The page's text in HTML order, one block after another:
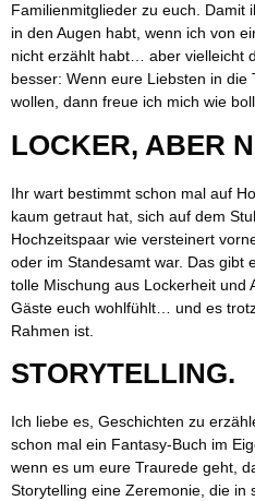
Familienmitglieder zu euch. Damit
in den Augen habt, wenn ich von
nicht erzählt habt… aber vielleicht
besser: Wenn eure Liebsten in die
wollen, dann freue ich mich wie
LOCKER, ABER
Ihr wart bestimmt schon mal auf
kaum getraut hat, sich auf dem
Hochzeitspaar wie versteinert
oder im Standesamt war. Das gibt
tolle Mischung aus Lockerheit und
Gäste euch wohlfühlt… und es
Rahmen ist.
STORYTELLING.
Ich liebe es, Geschichten zu
schon mal ein Fantasy-Buch im
wenn es um eure Traurede geht,
Storytelling eine Zeremonie, die in